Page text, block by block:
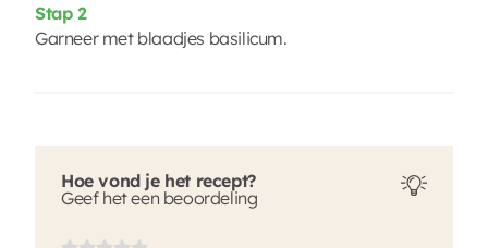
Stap 2
Garneer met blaadjes basilicum.
Hoe vond je het recept?
Geef het een beoordeling